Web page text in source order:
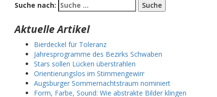
Suche nach:
Aktuelle Artikel
Bierdeckel für Toleranz
Jahresprogramme des Bezirks Schwaben
Stars sollen Lücken überstrahlen
Orientierungslos im Stimmengewirr
Augsburger Sommernachtstraum nominiert
Form, Farbe, Sound: Wie abstrakte Bilder klingen